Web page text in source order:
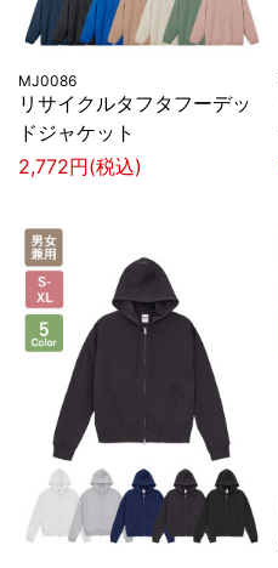
MJ0086
リサイクルタフタフーデッ
ドジャケット
2,772円(税込)